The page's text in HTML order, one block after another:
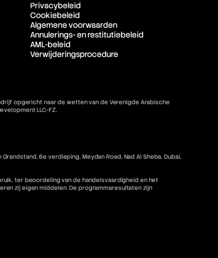
Privacybeleid
Cookiebeleid
Algemene voorwaarden
Annulerings- en restitutiebeleid
AML-beleid
Verwijderingsprocedure
opgericht naar de wetten van de Verenigde Arabische
LLC-FZ.
6e verdieping, Meydan Road, Nad Al Sheba, Dubai,
ter beoordeling van de handelsvaardigheid en het
zij eigen middelen. De programmaresultaten zijn